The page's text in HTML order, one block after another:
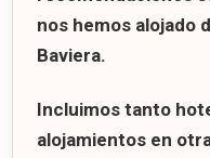
nos hemos alojado
Baviera.
Incluimos tanto
alojamientos en